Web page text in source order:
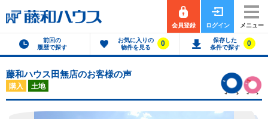
会員登録 ログイン メニュー
前回の
履歴で探す
お気に入りの
物件を見る
0
保存した
条件で探す
0
藤和ハウス田無店のお客様の声
購入 土地